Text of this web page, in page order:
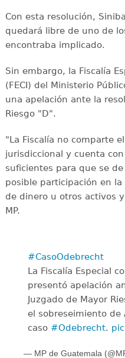
Con esta resolución,
quedará libre de uno de
encontraba implicado.
Sin embargo, la Fiscalía
(FECI) del Ministerio
una apelación ante la
Riesgo "D".
"La Fiscalía no comparte
jurisdiccional y cuenta
suficientes para que se
posible participación en
de dinero u otros activos
MP.
#CasoOdebrecht
La Fiscalía Especial
presentó apelación
Juzgado de Mayor
el sobreseimiento de
caso #Odebrecht.
— MP de Guatemala